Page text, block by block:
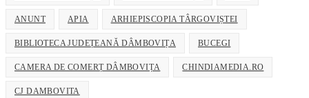
ANUNT APIA ARHIEPISCOPIA TÂRGOVIȘTEI
BIBLIOTECA JUDEȚEANĂ DÂMBOVIȚA BUCEGI
CAMERA DE COMERȚ DÂMBOVIȚA CHINDIAMEDIA.RO
CJ DAMBOVITA